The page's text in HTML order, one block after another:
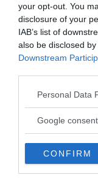
your opt-out. You
disclosure of your
IAB’s list of
also be disclosed
Downstream
Please note that
not limited to your
use your data for
consent section.
Personal Data
Google
CONFIRM